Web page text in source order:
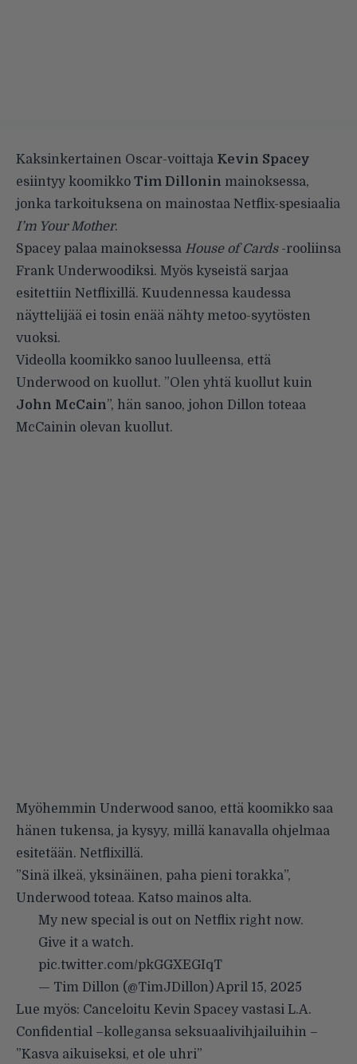
Kaksinkertainen Oscar-voittaja Kevin Spacey
esiintyy koomikko Tim Dillonin mainoksessa,
jonka tarkoituksena on mainostaa Netflix-spesiaalia
I’m Your Mother.
Spacey palaa mainoksessa House of Cards-rooliinsa
Frank Underwoodiksi. Myös kyseistä sarjaa
esitettiin Netflixillä. Kuudennessa kaudessa
näyttelijää ei tosin enää nähty metoo-syytösten
vuoksi.
Videolla koomikko sanoo luulleensa, että
Underwood on kuollut. ”Olen yhtä kuollut kuin
John McCain”, hän sanoo, johon Dillon toteaa
McCainin olevan kuollut.
Myöhemmin Underwood sanoo, että koomikko saa
hänen tukensa, ja kysyy, millä kanavalla ohjelmaa
esitetään. Netflixillä.
”Sinä ilkeä, yksinäinen, paha pieni torakka”,
Underwood toteaa. Katso mainos alta.
My new special is out on Netflix right now.
Give it a watch.
pic.twitter.com/pkGGXEGIqT
— Tim Dillon (@TimJDillon)April 15, 2025
Lue myös: Canceloitu Kevin Spacey vastasi L.A.
Confidential –kollegansa seksuaalivihjailuihin –
”Kasva aikuiseksi, et ole uhri”